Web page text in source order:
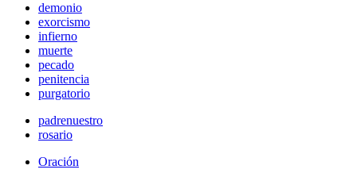
demonio
exorcismo
infierno
muerte
pecado
penitencia
purgatorio
padrenuestro
rosario
Oración